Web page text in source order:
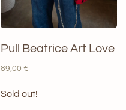
Pull Beatrice Art Love
89,00 €
Sold out!